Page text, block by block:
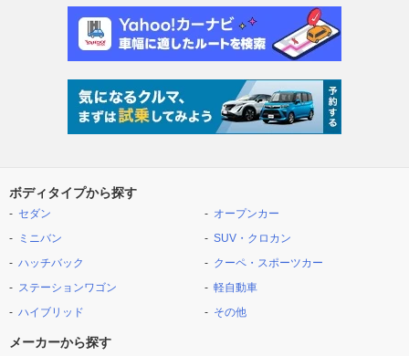
ボディタイプから探す
セダン
ミニバン
ハッチバック
ステーションワゴン
ハイブリッド
オープンカー
SUV・クロカン
クーペ・スポーツカー
軽自動車
その他
メーカーから探す